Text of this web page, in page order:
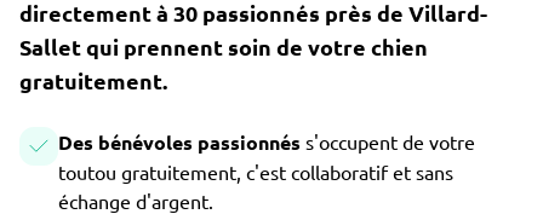
directement à 30 passionnés près de Villard-
Sallet qui prennent soin de votre chien
gratuitement.
Des bénévoles passionnés s'occupent de votre
toutou gratuitement, c'est collaboratif et sans
échange d'argent.